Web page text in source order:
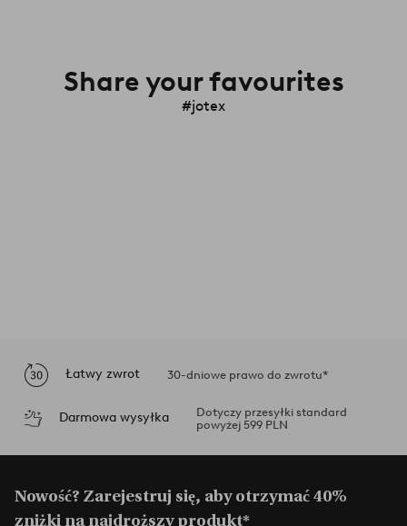
Share your favourites
#jotex
Łatwy zwrot 30-dniowe prawo do zwrotu*
Darmowa wysyłka
Dotyczy przesyłki standard
powyżej 599 PLN
Nowość? Zarejestruj się, aby otrzymać 40%
zniżki na najdroższy produkt*